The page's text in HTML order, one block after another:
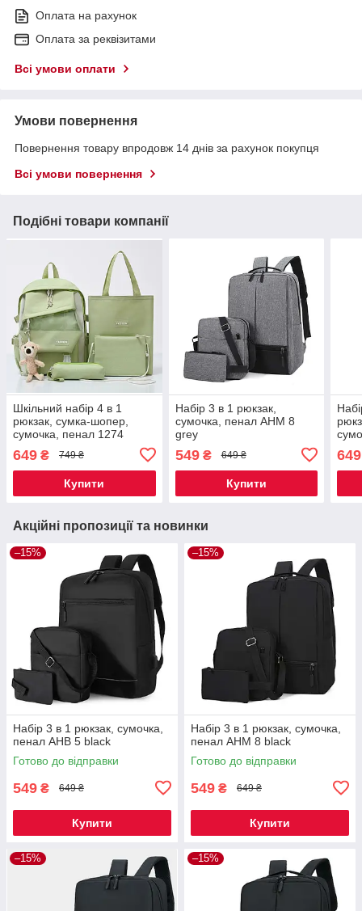
Оплата на рахунок
Оплата за реквізитами
Всі умови оплати
Умови повернення
Повернення товару впродовж 14 днів за рахунок покупця
Всі умови повернення
Подібні товари компанії
Шкільний набір 4 в 1
рюкзак, сумка-шопер,
сумочка, пенал 1274
649 ₴ 749 ₴
Купити
Набір 3 в 1 рюкзак,
сумочка, пенал AHM 8
grey
549₴ 649 ₴
Купити
649
Акційні пропозиції та новинки
–15%
Набір 3 в 1 рюкзак, сумочка,
пенал AHB 5 black
Готово до відправки
549 ₴ 649 ₴
Купити
–15%
Набір 3 в 1 рюкзак, сумочка,
пенал AHM 8 black
Готово до відправки
549 ₴ 649 ₴
Купити
–15% –15%